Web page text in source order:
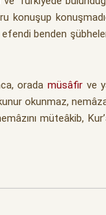
efendi benden
orada müsâfirve
okunmaz,
müteâkib,